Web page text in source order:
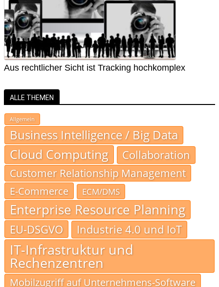
Aus rechtlicher Sicht ist Tracking hochkomplex
ALLE THEMEN
Allgemein
Business Intelligence / Big Data
Cloud Computing Collaboration
Customer Relationship Management
E-Commerce
ECM/DMS
Enterprise Resource Planning
EU-DSGVO Industrie 4.0 und IoT
IT-Infrastruktur und
Rechenzentren
Mobilzugriff auf Unternehmens-Software